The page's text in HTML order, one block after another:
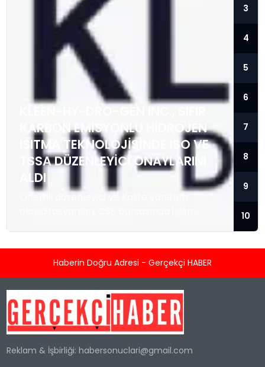
KLEEN-HY-DRO-GEN INC., SIFIR
KARBON EMISYONLU HIDROJEN
ISITMA TEKNOLOJISINDE ISO VE
TSSA DÜZENLEYICI ONAYLARINI
ALDI
Sistemlerini üretmek ve satmak üzere
kurumsal sözleşmeler için konumlandırıyor.
TORONTO, KANADA / ACCESS Newswire / 5
Ağustos 2026 / Kleen-Hy-Dro-Gen Inc.
3
4
5
6
7
8
9
10
Haberin Doğru Adresi - Gerçekçi HABER
Reklam & İşbirliği:habersonuclari@gmail.com